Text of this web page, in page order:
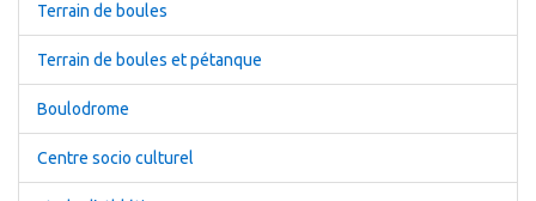
Terrain de boules
Terrain de boules et pétanque
Boulodrome
Centre socio culturel